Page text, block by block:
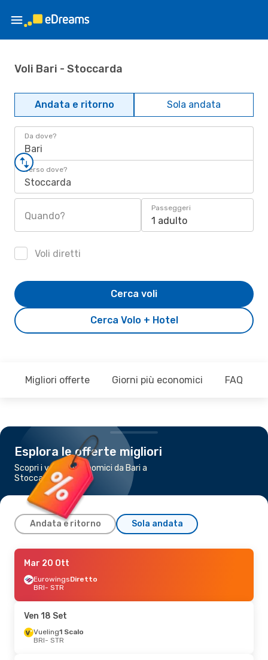
Voli Bari - Stoccarda
Andata e ritorno Sola andata
Da dove?
Bari
Verso dove?
Stoccarda
Quando?
Passeggeri
1 adulto
Voli diretti
Cerca Volo + Hotel
Cerca voli
Migliori offerte Giorni più economici FAQ
Esplora le offerte migliori
Scopri i voli più economici da Bari a
Stoccarda
Andata e ritorno Sola andata
Dom 25 Ott
EurowingsDiretto
BRI- STR
STR- BRI
Gio 15 Ott - Dom 18 Ott
Mar 20 Ott
EurowingsDiretto
BRI- STR
Ven 18 Set
Vueling1 Scalo
BRI- STR